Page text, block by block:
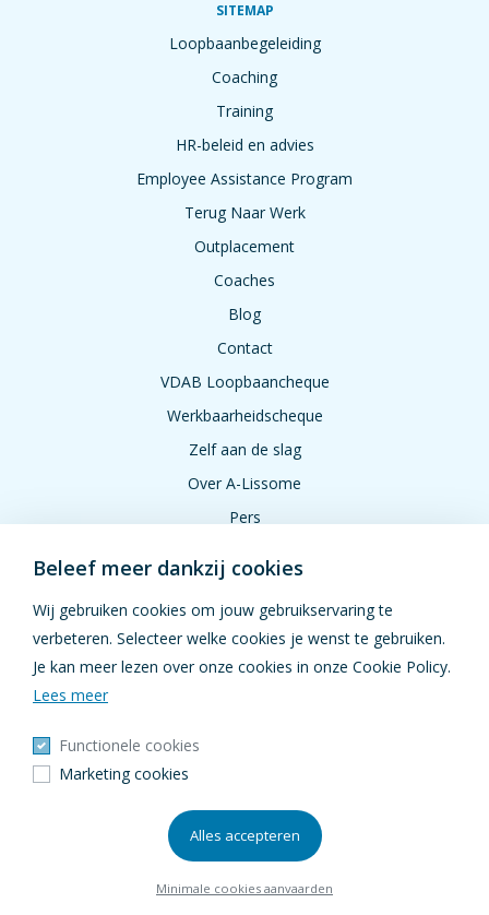
SITEMAP
Loopbaanbegeleiding
Coaching
Training
HR-beleid en advies
Employee Assistance Program
Terug Naar Werk
Outplacement
Coaches
Blog
Contact
VDAB Loopbaancheque
Werkbaarheidscheque
Zelf aan de slag
Over A-Lissome
Pers
VOLG ONS
Privacy policy
Cookie policy
Algemene voorwaarden
Beleef meer dankzij cookies
Wij gebruiken cookies om jouw gebruikservaring te
verbeteren. Selecteer welke cookies je wenst te gebruiken.
Je kan meer lezen over onze cookies in onze Cookie Policy.
Lees meer
Functionele cookies
Marketing cookies
Alles accepteren
Minimale cookies aanvaarden